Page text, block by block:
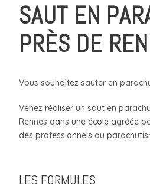
SAUT EN
PRÈS DE
Vous souhaitez sauter en
Venez réaliser un saut en
Rennes dans une école agréée
des professionnels du
LES FORMULES